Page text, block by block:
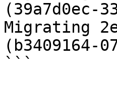
(39a7d0ec-
Migrating
(b3409164-
```